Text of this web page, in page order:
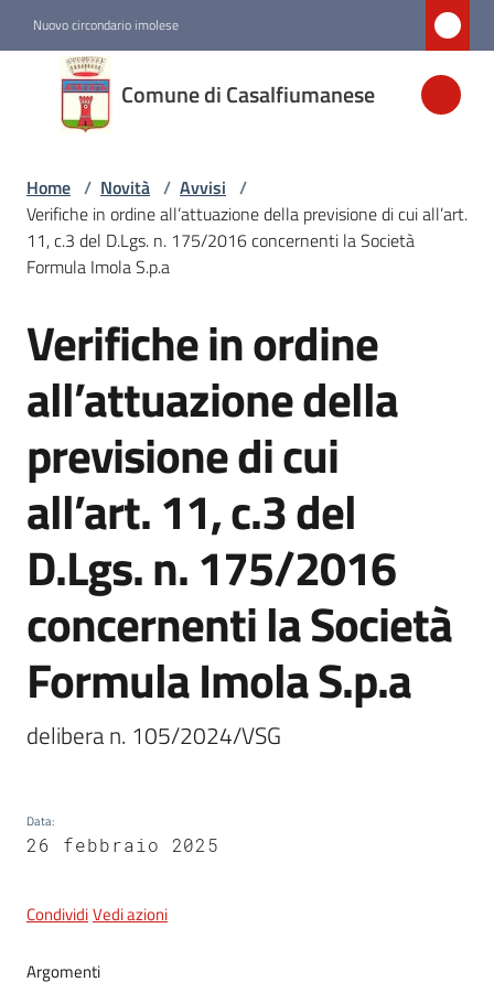
Nuovo circondario imolese
Comune di Casalfiumanese
Comune di
Casalfiumanese
Amministrazione
Novità
Servizi
Vivere
Casalfiumanese
5x1000
Servizi
on-
line
Tutti
Home / Novità / Avvisi /
Verifiche in ordine all’attuazione della previsione di cui all’art.
11, c.3 del D.Lgs. n. 175/2016 concernenti la Società
Formula Imola S.p.a
Salta al contenuto
Verifiche in ordine
all’attuazione della
previsione di cui
all’art. 11, c.3 del
D.Lgs. n. 175/2016
concernenti la Società
Formula Imola S.p.a
delibera n. 105/2024/VSG
Data:
26 febbraio 2025
CondividiVedi azioni
Argomenti